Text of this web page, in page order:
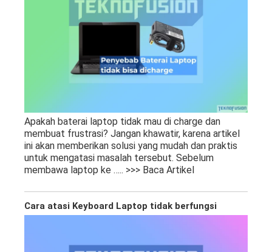
Apakah baterai laptop tidak mau di charge dan
membuat frustrasi? Jangan khawatir, karena artikel
ini akan memberikan solusi yang mudah dan praktis
untuk mengatasi masalah tersebut. Sebelum
membawa laptop ke ….. >>> Baca Artikel
Cara atasi Keyboard Laptop tidak berfungsi